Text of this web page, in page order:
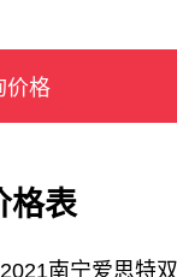
价格
格表